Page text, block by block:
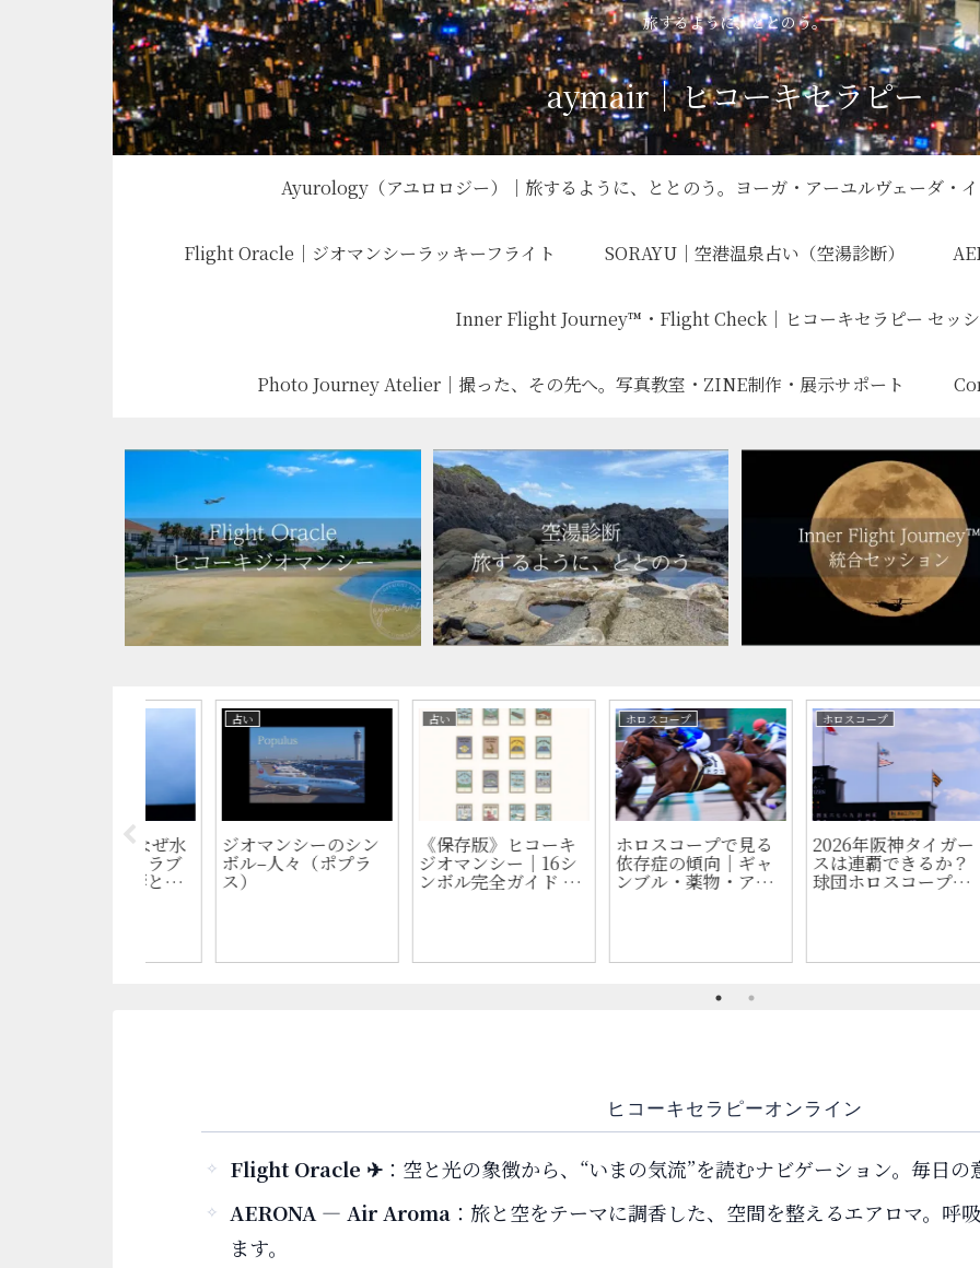
旅するように、ととのう。
aymair｜ヒコーキセラピー
Ayurology（アユロロジー）｜旅するように、ととのう。ヨーガ・アーユルヴェーダ・
Flight Oracle｜ジオマンシーラッキーフライト SORAYU｜空港温泉占い（空湯診断）
Inner Flight Journey™・Flight Check｜ヒコーキセラピー セッ
Photo Journey Atelier｜撮った、その先へ。写真教室・ZINE制作・展示サポート
2026年阪神タイガー
スは連覇できるか？
球団ホロスコープか
近本光司はなぜ進化
し続けるのか？阪神
リードオフマンのホ
ジオマンシーのシン
ボル–小吉（フォーチ
ュナ・マイナー）
占い
ジオマンシーのシン
ボル－道（ヴィア）
占い
AI
役
組
ヒコーキセラピーオンライン
Flight Oracle ✈︎：空と光の象徴から、“いまの気流”を読むナビゲーション。毎日
AERONA — Air Aroma：旅と空をテーマに調香した、空間を整えるエアロマ。呼
ます。